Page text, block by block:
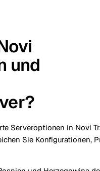
und
Serveroptionen in Novi
Sie Konfigurationen,